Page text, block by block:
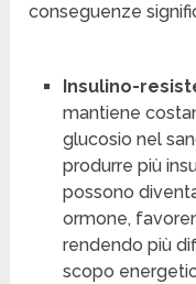
conseguenze
Insulino-
mantiene
glucosio nel
produrre più
possono
ormone,
rendendo più
scopo